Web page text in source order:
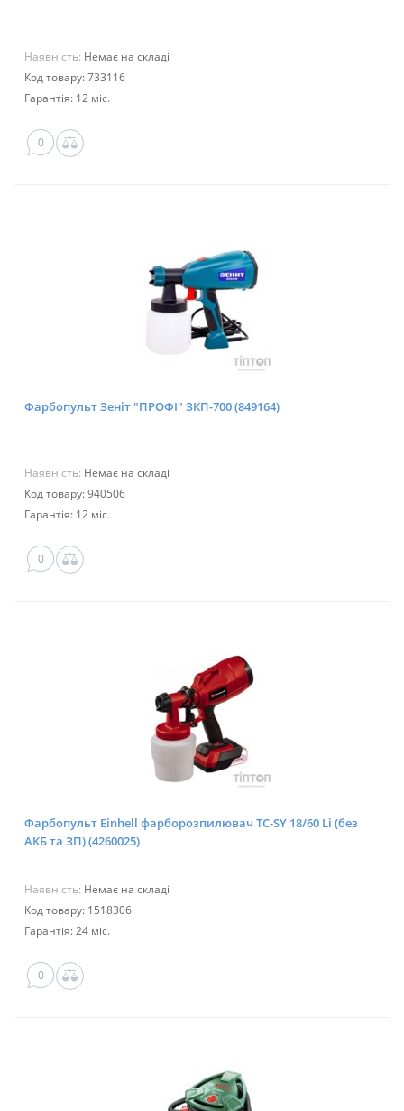
Наявність: Немає на складі
Код товару: 733116
Гарантія: 12 міс.
0
Фарбопульт Зеніт "ПРОФІ" ЗКП-700 (849164)
Наявність: Немає на складі
Код товару: 940506
Гарантія: 12 міс.
0
Фарбопульт Einhell фарборозпилювач TC-SY 18/60 Li (без
АКБ та ЗП) (4260025)
Наявність: Немає на складі
Код товару: 1518306
Гарантія: 24 міс.
0